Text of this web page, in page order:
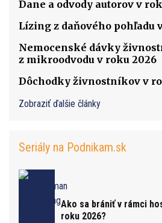
Dane a odvody autorov v
Lízing z daňového pohľadu
Nemocenské dávky
z mikroodvodu v roku 2026
Dôchodky živnostníkov v
Zobraziť ďalšie články
Seriály na Podnikam.sk
Ako sa brániť v rámci
roku 2026?